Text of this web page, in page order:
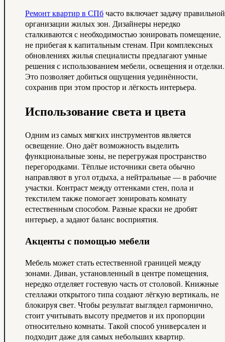
Ремонт квартир в СПбчасто включает задачу правильной
организации жилых зон. Дизайнеры нередко
сталкиваются с необходимостью зонировать помещение,
не прибегая к капитальным стенам. При комплексных
обновлениях жилья специалисты предлагают умные
решения с использованием мебели, освещения и отделки.
Это позволяет добиться ощущения уединённости,
сохранив при этом простор и лёгкость интерьера.
Использование света и цвета
Одним из самых мягких инструментов является
освещение. Оно даёт возможность выделить
функциональные зоны, не перегружая пространство
перегородками. Тёплые источники света обычно
направляют в угол отдыха, а нейтральные — в рабочие
участки. Контраст между оттенками стен, пола и
текстилем также помогает зонировать комнату
естественным способом. Разные краски не дробят
интерьер, а задают баланс восприятия.
Акценты с помощью мебели
Мебель может стать естественной границей между
зонами. Диван, установленный в центре помещения,
нередко отделяет гостевую часть от столовой. Книжные
стеллажи открытого типа создают лёгкую вертикаль, не
блокируя свет. Чтобы результат выглядел гармонично,
стоит учитывать высоту предметов и их пропорции
относительно комнаты. Такой способ универсален и
подходит даже для самых небольших квартир.